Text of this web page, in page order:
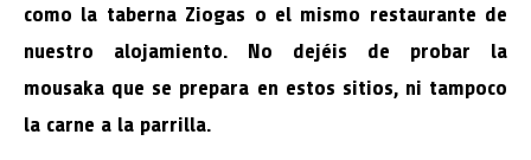
como la taberna Ziogas o el mismo restaurante de
nuestro alojamiento. No dejéis de probar la
mousaka que se prepara en estos sitios, ni tampoco
la carne a la parrilla.